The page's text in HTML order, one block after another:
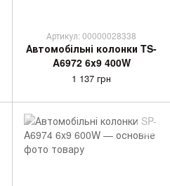
Артикул: 00000028338
Автомобільні колонки TS-
A6972 6x9 400W
1 137 грн